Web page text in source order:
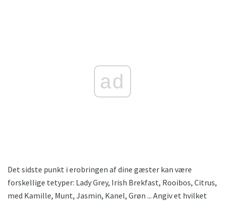
ad
Det sidste punkt i erobringen af ​​dine gæster kan være
forskellige tetyper: Lady Grey, Irish Brekfast, Rooibos, Citrus,
med Kamille, Munt, Jasmin, Kanel, Grøn ... Angiv et hvilket